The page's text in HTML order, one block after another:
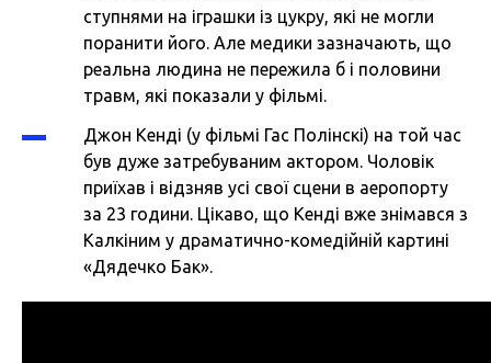
ступнями на іграшки із цукру, які не могли
поранити його. Але медики зазначають, що
реальна людина не пережила б і половини
травм, які показали у фільмі.
Джон Кенді (у фільмі Гас Полінскі) на той час
був дуже затребуваним актором. Чоловік
приїхав і відзняв усі свої сцени в аеропорту
за 23 години. Цікаво, що Кенді вже знімався з
Калкіним у драматично-комедійній картині
«Дядечко Бак».